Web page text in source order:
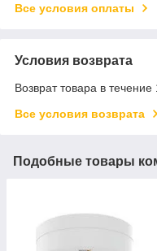
Все условия оплаты
Условия возврата
Возврат товара в
Все условия возврата
Подобные товары